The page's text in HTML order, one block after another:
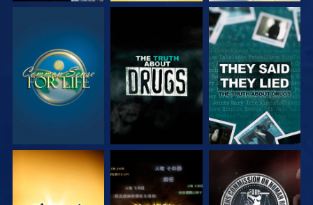
観る 観る 観る
観る 観る 観る